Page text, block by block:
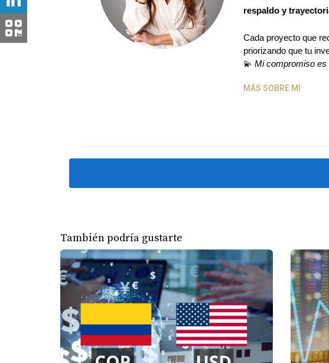
respaldo y
Cada proyecto que
priorizando que tu
💫 Mi compromiso es
MÁS SOBRE MI
También podría gustarte